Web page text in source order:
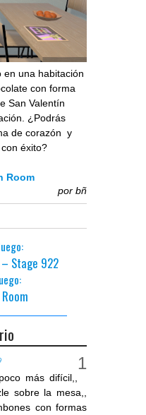
en una habitación
con forma
San Valentín
¿Podrás
de corazón y
éxito?
Room
por bñ
– Stage 922
más difícil,,
sobre la mesa,,
con formas